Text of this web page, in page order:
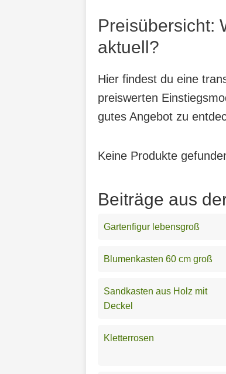
Preisübersicht:
aktuell?
Hier findest du eine
preiswerten
gutes Angebot zu
Keine Produkte
Beiträge aus
Gartenfigur lebensgroß
Blumenkasten 60 cm groß
Sandkasten aus Holz mit
Deckel
Kletterrosen